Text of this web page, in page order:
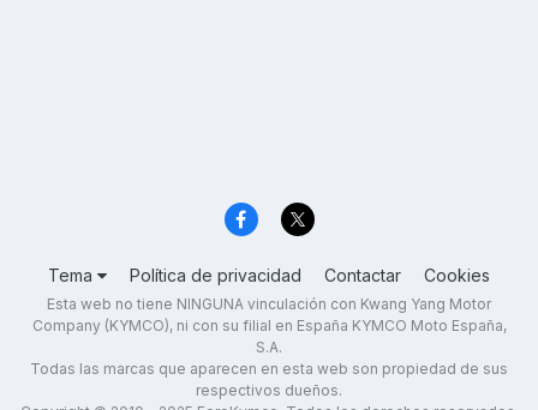
Tema Política de privacidad Contactar Cookies
Esta web no tiene NINGUNA vinculación con Kwang Yang Motor
Company (KYMCO), ni con su filial en España KYMCO Moto España,
S.A.
Todas las marcas que aparecen en esta web son propiedad de sus
respectivos dueños.